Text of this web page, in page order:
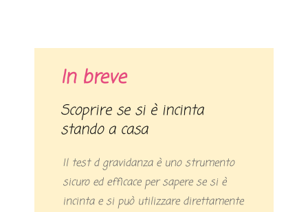
In breve
Scoprire se si è incinta
stando a casa
Il test d gravidanza è uno strumento
sicuro ed efficace per sapere se si è
incinta e si può utilizzare direttamente